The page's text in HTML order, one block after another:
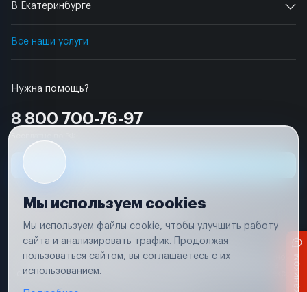
Нужна помощь?
8 800 700-76-97
В Екатеринбурге
Все наши услуги
Условия использования
Удаление аккаунта
Вся информация, представленная на сайте, носит исключительно
соответствии с положениями статьи 437 (п. 2) Гражданского кодекса
Мы используем cookies
Мы используем файлы cookie, чтобы улучшить работу
сайта и анализировать трафик. Продолжая
пользоваться сайтом, вы соглашаетесь с их
использованием.